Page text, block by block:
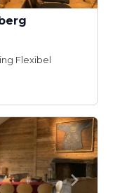
Flexibel